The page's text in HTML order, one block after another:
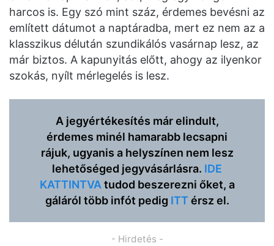
harcos is. Egy szó mint száz, érdemes bevésni az
említett dátumot a naptáradba, mert ez nem az a
klasszikus délután szundikálós vasárnap lesz, az
már biztos. A kapunyitás előtt, ahogy az ilyenkor
szokás, nyílt mérlegelés is lesz.
A jegyértékesítés már elindult,
érdemes minél hamarabb lecsapni
rájuk, ugyanis a helyszínen nem lesz
lehetőséged jegyvásárlásra. IDE
KATTINTVA tudod beszerezni őket, a
gáláról több infót pedig ITT érsz el.
- Hirdetés -